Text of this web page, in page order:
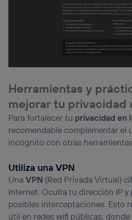
Herramientas y
mejorar tu privacidad
Para fortalecer tu privacidad en
recomendable complementar el
incógnito con otras
Utiliza una VPN
UnaVPN (Red Privada Virtual)
Internet. Oculta tu dirección IP
posibles interceptaciones. Esto
útil en redes wifi públicas,
Si utilizas unaconexión de
el marketing o análisis se
actividades de navegación de
que hayan dado su
datos móviles, el
navegación del usuario del móvil.
“Administrar Utiq” en la parte
visitando el
portal de privacidad
(“consenthub”). Para más
la política de privacidad de Utiq